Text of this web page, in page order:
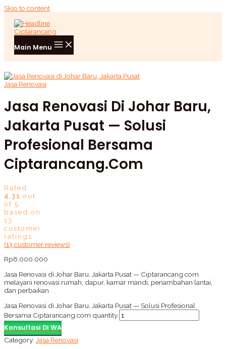
Skip to content
Main Menu
Jasa Renovasi
Jasa Renovasi Di Johar Baru,
Jakarta Pusat — Solusi
Profesional Bersama
Ciptarancang.com
Rated
4.31 out
of 5
based on
13
customer
ratings
(13 customer reviews)
Rp6.000.000
Jasa Renovasi di Johar Baru, Jakarta Pusat — Ciptarancang.com
melayani renovasi rumah, dapur, kamar mandi, penambahan lantai,
dan perbaikan
Jasa Renovasi di Johar Baru, Jakarta Pusat — Solusi Profesional
Bersama Ciptarancang.com quantity
Konsultasi Di WA
Category: Jasa Renovasi